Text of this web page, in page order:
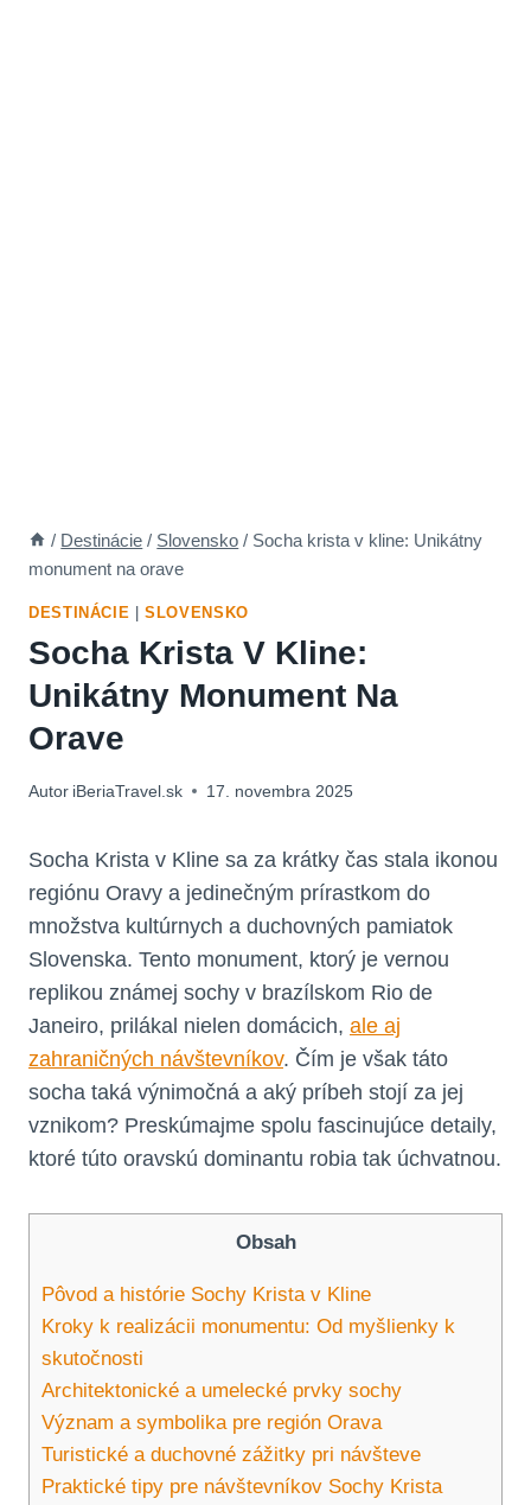
/ Destinácie / Slovensko / Socha krista v kline: Unikátny
monument na orave
DESTINÁCIE |SLOVENSKO
Socha Krista V Kline:
Unikátny Monument Na
Orave
Autor iBeriaTravel.sk 17. novembra 2025
Socha Krista v Kline sa za krátky čas stala ikonou
regiónu Oravy a jedinečným prírastkom do
množstva kultúrnych a duchovných pamiatok
Slovenska. Tento monument, ktorý je vernou
replikou známej sochy v brazílskom Rio de
Janeiro, prilákal nielen domácich, ale aj
zahraničných návštevníkov. Čím je však táto
socha taká výnimočná a aký príbeh stojí za jej
vznikom? Preskúmajme spolu fascinujúce detaily,
ktoré túto oravskú dominantu robia tak úchvatnou.
Obsah
Pôvod a histórie Sochy Krista v Kline
Kroky k realizácii monumentu: Od myšlienky k
skutočnosti
Architektonické a umelecké prvky sochy
Význam a symbolika pre región Orava
Turistické a duchovné zážitky pri návšteve
Praktické tipy pre návštevníkov Sochy Krista